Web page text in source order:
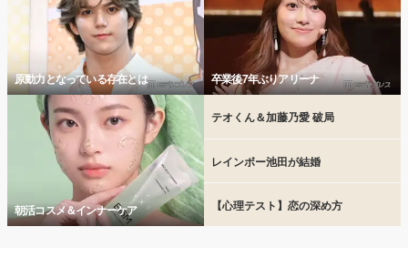
原動力となっている存在とは 卒業後7年ぶりアリーナ
朝活コスメ＆インナーケア
テオくん＆加藤乃愛 破局
レインボー池田が結婚
【心理テスト】恋の深め方